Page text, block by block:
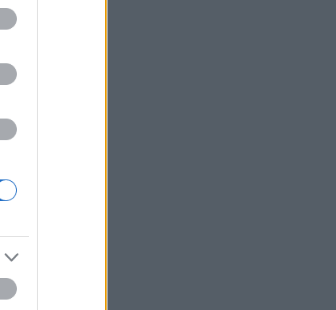
Η Γερουσία ενέκρινε
για το Ιράν
Η Ουάσινγκτον θα προσφέρει
Περιορίζει την εμπορική
Έπληξε φορτηγό πλοίο με όπλα
την Ουκρανία ανοιχτά της Οδησσού
Δεν θα επιτρέψουμε
ανεμογεννήτρια στις